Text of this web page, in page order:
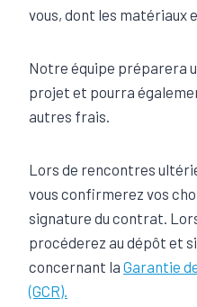
vous, dont les matériaux
Notre équipe préparera
projet et pourra
autres frais.
Lors de rencontres
vous confirmerez vos
signature du contrat.
procéderez au dépôt et
concernant la Garantie
(GCR).